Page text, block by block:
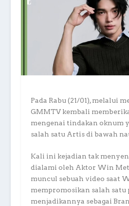
Pada Rabu (21/01), melalui
GMMTV kembali
mengenai tindakan oknum
salah satu Artis di bawah
Kali ini kejadian tak
dialami oleh Aktor Win
muncul sebuah video saat
mempromosikan salah satu
menjadikannya sebagai